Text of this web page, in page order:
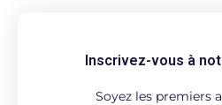
Inscrivez-vous à
Soyez les premiers